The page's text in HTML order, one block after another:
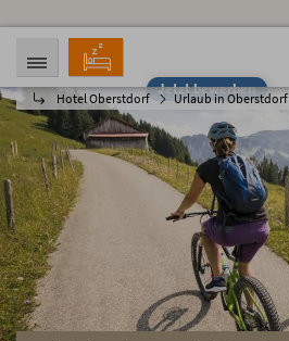
Jetzt bewerben
Hotel Oberstdorf Urlaub in Oberstdorf
ANREISE
08.08.2026
ABREISE
13.08.2026
PERSONEN
2 Personen
BUCHEN